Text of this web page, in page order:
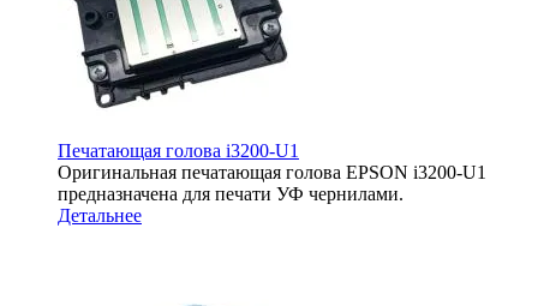
Печатающая голова i3200-U1
Оригинальная печатающая голова EPSON i3200-U1
предназначена для печати УФ чернилами.
Детальнее